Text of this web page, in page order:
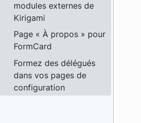
modules externes de
Kirigami
Page « À propos » pour
FormCard
Formez des délégués
dans vos pages de
configuration